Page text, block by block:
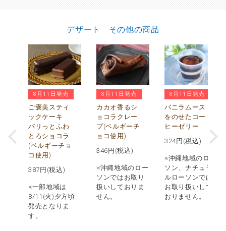
デザート その他の商品
8月11日発売
ご褒美スティ
ックケーキ
パリっとふわ
とろショコラ
(ベルギーチョ
コ使用)
387 円(税込)
※一部地域は
8/11(火)夕方頃
発売となりま
す。
8月11日発売
カカオ香るシ
ョコラクレー
プ(ベルギーチ
ョコ使用)
346 円(税込)
※沖縄地域のロー
ソンではお取り
扱いしておりま
せん。
8月11日発売
バニラムース
をのせたコー
ヒーゼリー
324円(税込)
※沖縄地域のロー
ソン、ナチュラ
ルローソンでは
お取り扱いして
おりません。